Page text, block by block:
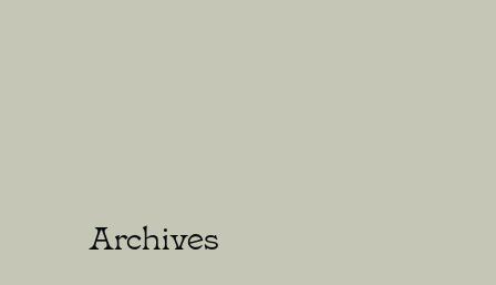
Archives